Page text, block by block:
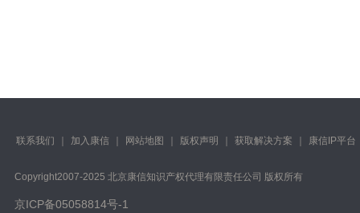
联系我们 加入康信 网站地图 版权声明 获取解决方案 康信IP平台
Copyright️2007-2025 北京康信知识产权代理有限责任公司 版权所有
京ICP备05058814号-1